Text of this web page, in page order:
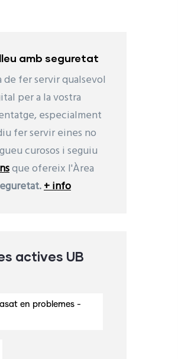
amb seguretat
de fer servir qualsevol
per a la vostra
especialment
fer servir eines no
curosos i seguiu
que ofereix l'Àrea
+ info
actives UB
en problemes -